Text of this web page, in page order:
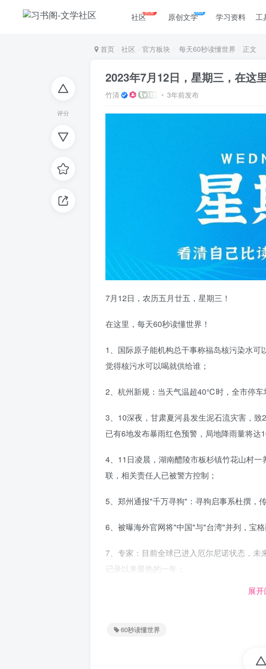
社区热爱 原创文学hot 学习资料 工
评分
首页 社区 官方板块 每天60秒读懂世界 正文
2023年7月12日，星期三，在这
竹清 3年前发布
7月12日，农历五月廿五，星期三！
在这里，每天60秒读懂世界！
1、国际原子能机构总干事称福岛核污染水
觉得核污水可以喝就供给谁；
2、杭州新规：当天气温超40℃时，全市停车
3、10深夜，甘肃夏河县发生泥石流灾害，
已有6地发布暴雨红色预警，局地降雨量将达
4、11日凌晨，湖南醴陵市板杉镇竹花山村
联，相关责任人已被警方控制；
5、郑州通报"千万寻狗"：寻狗启事系杜撰，
6、被曝海外官网将"中国"与"台湾"并列，宝
7、专家：目前全球已进入厄尔尼诺状态，
记录以来最热的一年；
8、上海飞北京CA1524航班遇严重颠簸，乘
9、台媒：安倍遗孀计划于17日至20日"窜访
展
60秒读懂世界